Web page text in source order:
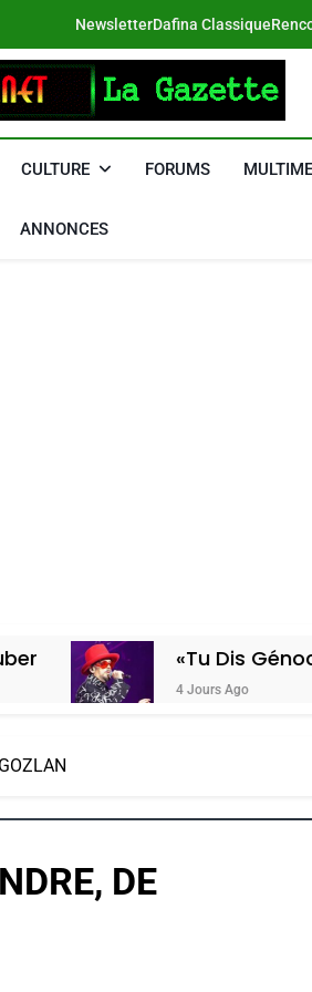
NewsletterDafina Classique
CULTURE FORUMS
ANNONCES
«Tu Dis Génocide, Je
4 Jours Ago
DE